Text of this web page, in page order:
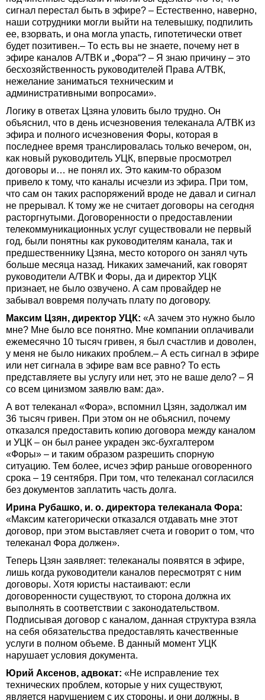
сигнал перестал быть в эфире? – Естественно, наверно,
наши сотрудники могли выйти на телевышку, подпилить
ее, взорвать, и она могла упасть, гипотетически ответ
будет позитивен.– То есть вы не знаете, почему нет в
эфире каналов А/ТВК и „Фора“? – Я знаю причину – это
бесхозяйственность руководителей Права А/ТВК,
нежелание заниматься техническим и
административными вопросами».
Логику в ответах Цзяна уловить было трудно. Он
объяснил, что в день исчезновения телеканала А/ТВК из
эфира и полного исчезновения Форы, которая в
последнее время транслировалась только вечером, он,
как новый руководитель УЦК, впервые просмотрел
договоры и… не понял их. Это каким-то образом
привело к тому, что каналы исчезли из эфира. При том,
что сам он таких распоряжений вроде не давал и сигнал
не прерывал. К тому же не считает договоры на сегодня
расторгнутыми. Договоренности о предоставлении
телекоммуникационных услуг существовали не первый
год, были понятны как руководителям канала, так и
предшественнику Цзяна, место которого он занял чуть
больше месяца назад. Никаких замечаний, как говорят
руководители А/ТВК и Форы, да и директор УЦК
признает, не было озвучено. А сам провайдер не
забывал вовремя получать плату по договору.
Максим Цзян, директор УЦК: «А зачем это нужно было
мне? Мне было все понятно. Мне компании оплачивали
ежемесячно 10 тысяч гривен, я был счастлив и доволен,
у меня не было никаких проблем.– А есть сигнал в эфире
или нет сигнала в эфире вам все равно? То есть
представляете вы услугу или нет, это не ваше дело? – Я
со всем цинизмом заявлю вам: да».
А вот телеканал «Фора», вспомнил Цзян, задолжал им
36 тысяч гривен. При этом он не объяснил, почему
отказался предоставить копию договора между каналом
и УЦК – он был ранее украден экс-бухгалтером
«Форы» – и таким образом разрешить спорную
ситуацию. Тем более, исчез эфир раньше оговоренного
срока – 19 сентября. При том, что телеканал согласился
без документов заплатить часть долга.
Ирина Рубашко, и. о. директора телеканала Фора:
«Максим категорически отказался отдавать мне этот
договор, при этом выставляет счета и говорит о том, что
телеканал Фора должен».
Теперь Цзян заявляет: телеканалы появятся в эфире,
лишь когда руководители каналов пересмотрят с ним
договоры. Хотя юристы настаивают: если
договоренности существуют, то сторона должна их
выполнять в соответствии с законодательством.
Подписывая договор с каналом, данная структура взяла
на себя обязательства предоставлять качественные
услуги в полном объеме. В данный момент УЦК
нарушает условия документа.
Юрий Аксенов, адвокат: «Не исправление тех
технических проблем, которые у них существуют,
является нарушением с их стороны, и они должны, в